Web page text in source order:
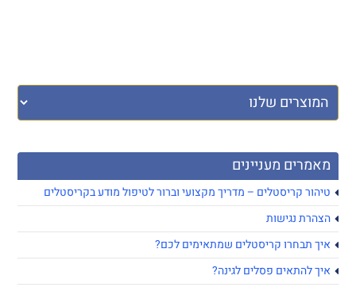
מאמרים מעניינים
טיהור קריסטלים – מדריך מקצועי וברור לטיפול מודע בקריסטלים
הצהרת נגישות
איך תבחרו קריסטלים שמתאימים לכם?
איך להתאים פסלים לגינה?